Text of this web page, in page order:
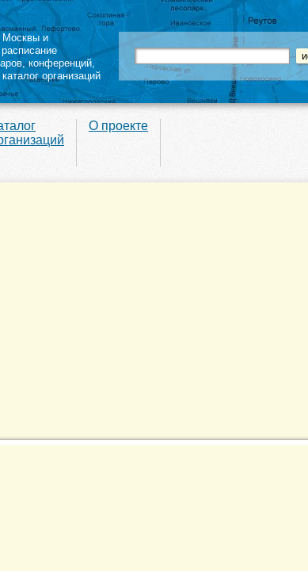
Москвы и
расписание
,конференций,
каталог организаций
О проекте